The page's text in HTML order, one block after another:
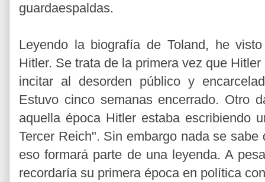
guardaespaldas.
Leyendo la biografía de Toland, he
Hitler. Se trata de la primera vez que
incitar al desorden público y
Estuvo cinco semanas encerrado. Otro
aquella época Hitler estaba escribiendo
Tercer Reich". Sin embargo nada se
eso formará parte de una leyenda. A
recordaría su primera época en política